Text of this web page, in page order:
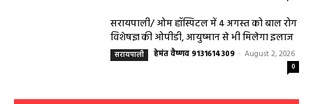
सरायपाली/ ओम हॉस्पिटल में 4 अगस्त को बाल रोग
विशेषज्ञ की ओपीडी, आयुष्मान से भी मिलेगा इलाज
सरायपाली हेमंत वैष्णव 9131614309 - August 2, 2026
0